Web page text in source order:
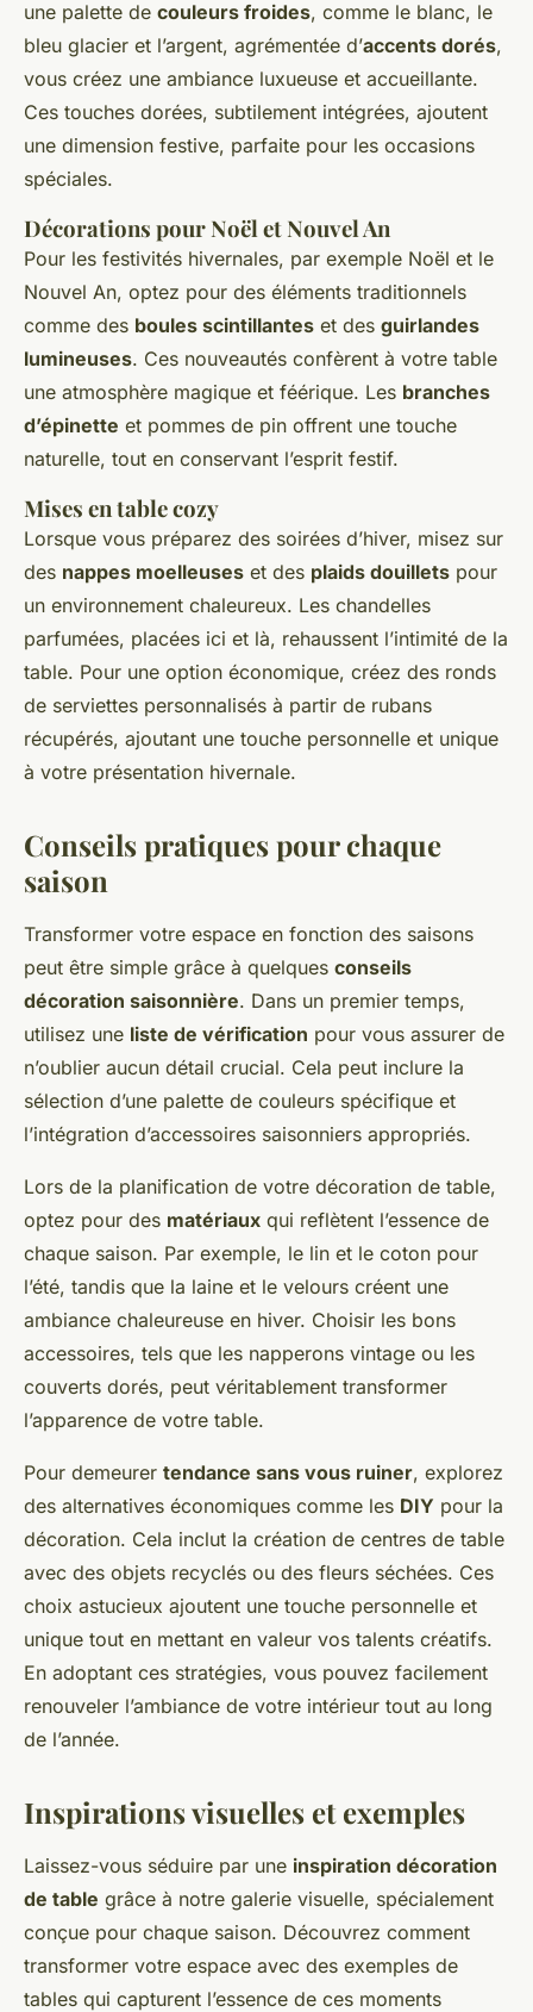
une palette de couleurs froides, comme le blanc, le
bleu glacier et l’argent, agrémentée d’accents dorés,
vous créez une ambiance luxueuse et accueillante.
Ces touches dorées, subtilement intégrées, ajoutent
une dimension festive, parfaite pour les occasions
spéciales.
Décorations pour Noël et Nouvel An
Pour les festivités hivernales, par exemple Noël et le
Nouvel An, optez pour des éléments traditionnels
comme des boules scintillantes et des guirlandes
lumineuses. Ces nouveautés confèrent à votre table
une atmosphère magique et féérique. Les branches
d’épinette et pommes de pin offrent une touche
naturelle, tout en conservant l’esprit festif.
Mises en table cozy
Lorsque vous préparez des soirées d’hiver, misez sur
des nappes moelleuses et des plaids douillets pour
un environnement chaleureux. Les chandelles
parfumées, placées ici et là, rehaussent l’intimité de la
table. Pour une option économique, créez des ronds
de serviettes personnalisés à partir de rubans
récupérés, ajoutant une touche personnelle et unique
à votre présentation hivernale.
Conseils pratiques pour chaque
saison
Transformer votre espace en fonction des saisons
peut être simple grâce à quelques conseils
décoration saisonnière. Dans un premier temps,
utilisez une liste de vérification pour vous assurer de
n’oublier aucun détail crucial. Cela peut inclure la
sélection d’une palette de couleurs spécifique et
l’intégration d’accessoires saisonniers appropriés.
Lors de la planification de votre décoration de table,
optez pour des matériaux qui reflètent l’essence de
chaque saison. Par exemple, le lin et le coton pour
l’été, tandis que la laine et le velours créent une
ambiance chaleureuse en hiver. Choisir les bons
accessoires, tels que les napperons vintage ou les
couverts dorés, peut véritablement transformer
l’apparence de votre table.
Pour demeurer tendance sans vous ruiner, explorez
des alternatives économiques comme les DIY pour la
décoration. Cela inclut la création de centres de table
avec des objets recyclés ou des fleurs séchées. Ces
choix astucieux ajoutent une touche personnelle et
unique tout en mettant en valeur vos talents créatifs.
En adoptant ces stratégies, vous pouvez facilement
renouveler l’ambiance de votre intérieur tout au long
de l’année.
Inspirations visuelles et exemples
Laissez-vous séduire par une inspiration décoration
de table grâce à notre galerie visuelle, spécialement
conçue pour chaque saison. Découvrez comment
transformer votre espace avec des exemples de
tables qui capturent l’essence de ces moments